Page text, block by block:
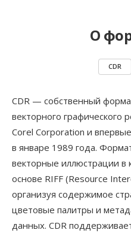
О
CDR
CDR — собственный
векторного графического
Corel Corporation и
в январе 1989 года.
векторные иллюстрации в
основе RIFF (Resource
организуя содержимое
цветовые палитры и
данных. CDR